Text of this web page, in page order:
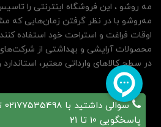
پاسخگویی 10 تا 21
مه روشو ، این فروشگاه اینترنتی را
مه‌رو‌شو با در نظر گرفتن زمان‌هایی که
اوقات فراغت و استراحت خود استفاده
محصولات آرایشی و بهداشتی از
در سطح کالاهای وارداتی معتبر،